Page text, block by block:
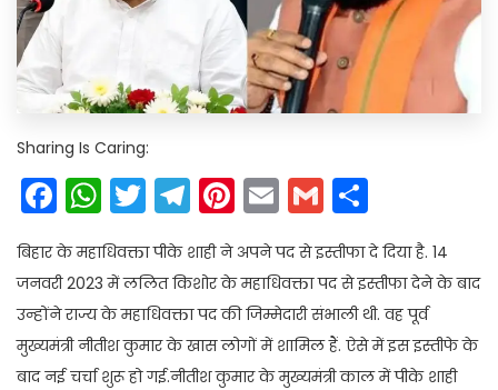
Sharing Is Caring:
Facebook
WhatsApp
Twitter
Telegram
Pinterest
EmailGmail
बिहार के महाधिवक्ता पीके शाही ने अपने पद से इस्तीफा दे दिया है. 14
जनवरी 2023 में ललित किशोर के महाधिवक्ता पद से इस्तीफा देने के बाद
उन्होंने राज्य के महाधिवक्ता पद की जिम्मेदारी संभाली थी. वह पूर्व
मुख्यमंत्री नीतीश कुमार के खास लोगों में शामिल हैं. ऐसे में इस इस्तीफे के
बाद नई चर्चा शुरू हो गई.नीतीश कुमार के मुख्यमंत्री काल में पीके शाही